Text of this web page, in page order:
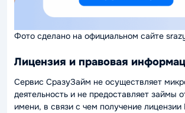
Фото сделано на официальном сайте
Лицензия и правовая
Сервис СразуЗайм не осуществляет
деятельность и не предоставляет займы
имени, в связи с чем получение